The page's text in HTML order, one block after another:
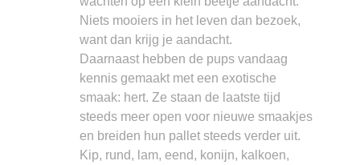
Niets mooiers in het leven dan bezoek,
want dan krijg je aandacht.
Daarnaast hebben de pups vandaag
kennis gemaakt met een exotische
smaak: hert. Ze staan de laatste tijd
steeds meer open voor nieuwe smaakjes
en breiden hun pallet steeds verder uit.
Kip, rund, lam, eend, konijn, kalkoen,